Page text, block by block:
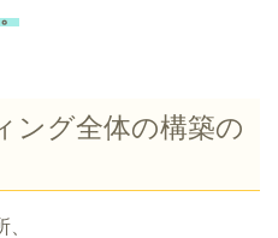
ング全体の構築の